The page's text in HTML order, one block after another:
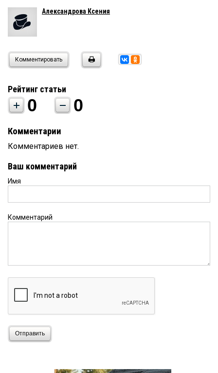
Александрова Ксения
Комментировать
Рейтинг статьи
0 0
Комментарии
Комментариев нет.
Ваш комментарий
Имя
Комментарий
Отправить